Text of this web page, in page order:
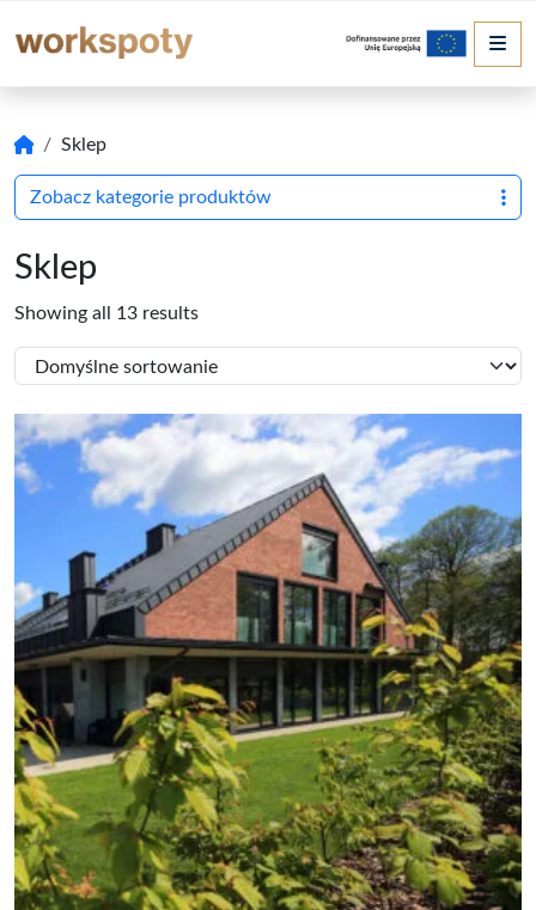
Sklep
Sklep
Showing all 13 results
Zobacz kategorie produktów